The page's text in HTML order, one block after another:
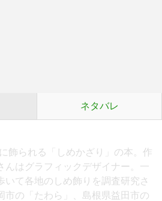
ネタバレ
飾られる「しめかざり」の本。作
んはグラフィックデザイナー。一
いて各地のしめ飾りを調査研究さ
市の「たわら」、島根県益田市の